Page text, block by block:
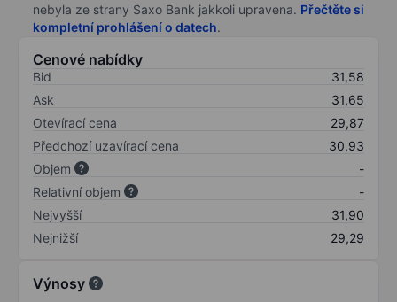
nebyla ze strany Saxo Bank jakkoli upravena. Přečtěte si
kompletní prohlášení o datech.
Cenové nabídky
Bid
31,58
Ask
31,65
Otevírací cena
29,87
Předchozí uzavírací cena
30,93
Objem
-
Relativní objem
-
Nejvyšší
31,90
Nejnižší
29,29
Výnosy